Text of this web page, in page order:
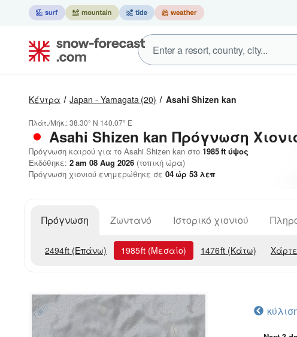
Κέντρα Japan - Yamagata (20) Asahi Shizen kan
Πλάτ./Μήκ.:38.30° N 140.07° E
Asahi Shizen kan Πρόγνωση
Πρόγνωση καιρού για το Asahi Shizen kan στο 1985ft ύψος
Εκδόθηκε: 2 am 08 Aug 2026 (τοπική ώρα)
Πρόγνωση χιονιού ενημερώθηκε σε 04ώρ 53 λεπ
Πρόγνωση Ζωντανό Ιστορικό χιονιού
2494ft (Επάνω) 1985ft (Μεσαίο) 1476ft (Κάτω)